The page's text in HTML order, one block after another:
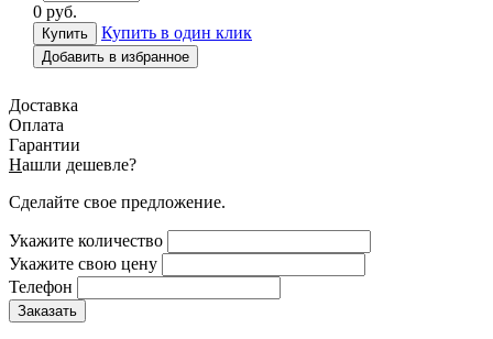
0 руб.
Купить в один клик
Добавить в избранное
Доставка
Оплата
Гарантии
Нашли дешевле?
Сделайте свое предложение.
Укажите количество
Укажите свою цену
Телефон